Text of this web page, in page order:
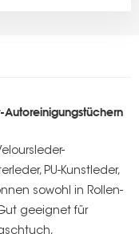
PU-Kunstleder,
sowohl in Rollen-
geeignet für